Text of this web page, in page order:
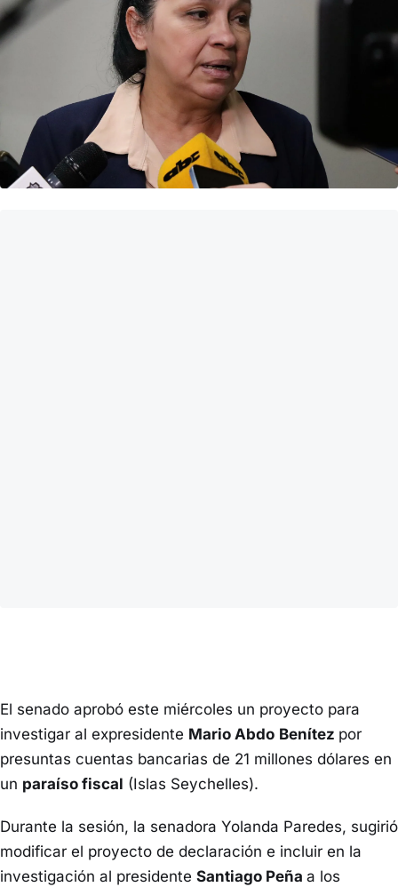
El senado aprobó este miércoles un proyecto para
investigar al expresidente Mario Abdo Benítez por
presuntas cuentas bancarias de 21 millones dólares en
un paraíso fiscal (Islas Seychelles).
Durante la sesión, la senadora Yolanda Paredes, sugirió
modificar el proyecto de declaración e incluir en la
investigación al presidente Santiago Peña a los